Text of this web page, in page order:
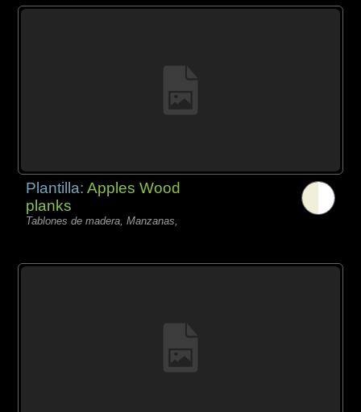
Plantilla:Apples Wood
planks
Tablones de madera, Manzanas,